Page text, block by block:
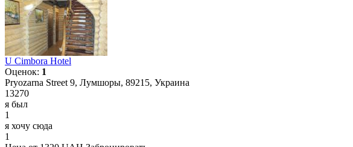
U Сimbora Hotel
Оценок: 1
Pryozarna Street 9, Лумшоры, 89215, Украина
13270
я был
1
я хочу сюда
1